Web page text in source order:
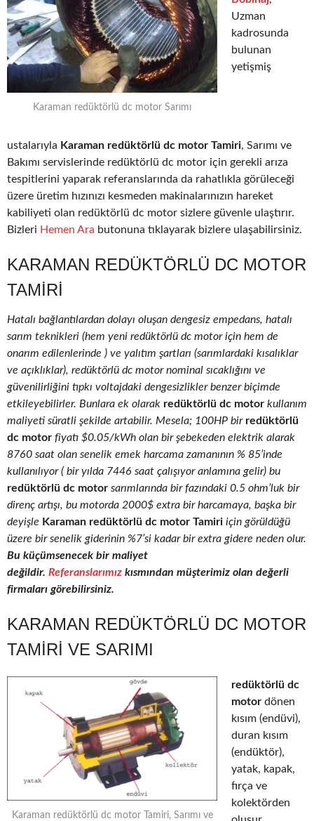
Karaman redüktörlü dc motor Sarımı
Uzman
kadrosunda
bulunan
yetişmiş
ustalarıyla Karaman redüktörlü dc motor Tamiri, Sarımı ve
Bakımı servislerinde redüktörlü dc motor için gerekli arıza
tespitlerini yaparak referanslarında da rahatlıkla görüleceği
üzere üretim hızınızı kesmeden makinalarınızın hareket
kabiliyeti olan redüktörlü dc motor sizlere güvenle ulaştırır.
Bizleri Hemen Ara butonuna tıklayarak bizlere ulaşabilirsiniz.
KARAMAN REDÜKTÖRLÜ DC MOTOR
TAMIRI
Hatalı bağlantılardan dolayı oluşan dengesiz empedans, hatalı
sarım teknikleri (hem yeni redüktörlü dc motor için hem de
onarım edilenlerinde ) ve yalıtım şartları (sarımlardaki kısalıklar
ve açıklıklar), redüktörlü dc motor nominal sıcaklığını ve
güvenilirliğini tıpkı voltajdaki dengesizlikler benzer biçimde
etkileyebilirler. Bunlara ek olarak redüktörlü dc motor kullanım
maliyeti süratli şekilde artabilir. Mesela; 100HP birredüktörlü
dc motor fiyatı $0.05/kWh olan bir şebekeden elektrik alarak
8760 saat olan senelik emek harcama zamanının % 85’inde
kullanılıyor ( bir yılda 7446 saat çalışıyor anlamına gelir) bu
redüktörlü dc motor sarımlarında bir fazındaki 0.5 ohm’luk bir
direnç artışı, bu motorda 2000$ extra bir harcamaya, başka bir
deyişle Karaman redüktörlü dc motor Tamiri için görüldüğü
üzere bir senelik giderinin %7’si kadar bir extra gidere neden olur.
Bu küçümsenecek bir maliyet
değildir. Referanslarımız kısmından müşterimiz olan değerli
firmaları görebilirsiniz.
KARAMAN REDÜKTÖRLÜ DC MOTOR
TAMIRI VE SARIMI
Karaman redüktörlü dc motor Tamiri, Sarımı ve
redüktörlü dc
motor dönen
kısım (endüvi),
duran kısım
(endüktör),
yatak, kapak,
fırça ve
kolektörden